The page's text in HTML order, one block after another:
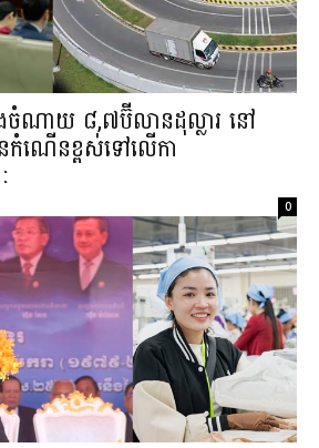
ងចំណាយ ៨,៧ប៊ីលានដុល្លារ នៅ
កំណើនខ្ពស់ទៅលើកា
0